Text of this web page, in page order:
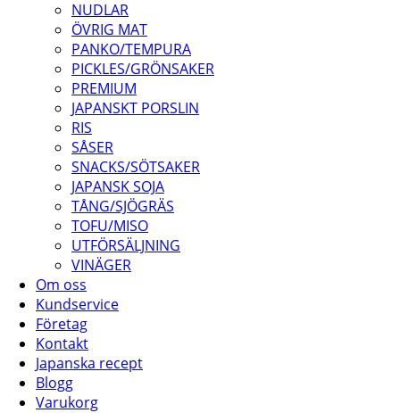
NUDLAR
ÖVRIG MAT
PANKO/TEMPURA
PICKLES/GRÖNSAKER
PREMIUM
JAPANSKT PORSLIN
RIS
SÅSER
SNACKS/SÖTSAKER
JAPANSK SOJA
TÅNG/SJÖGRÄS
TOFU/MISO
UTFÖRSÄLJNING
VINÄGER
Om oss
Kundservice
Företag
Kontakt
Japanska recept
Blogg
Varukorg